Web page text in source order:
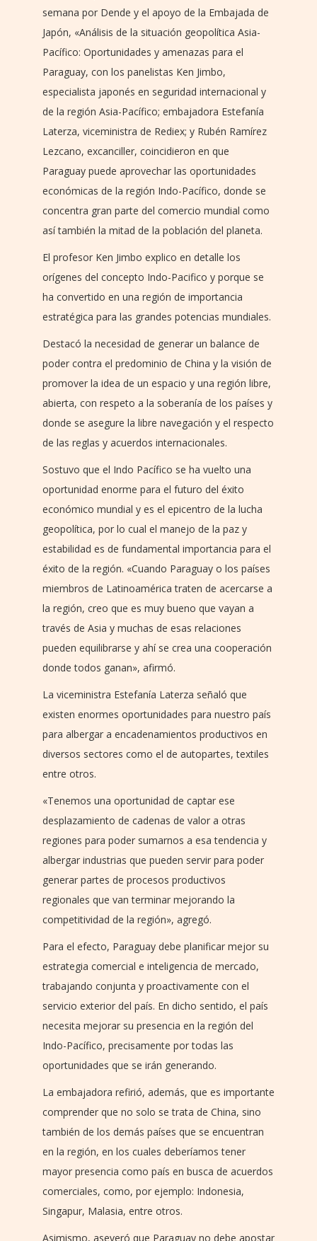
semana por Dende y el apoyo de la Embajada de
Japón, «Análisis de la situación geopolítica Asia-
Pacífico: Oportunidades y amenazas para el
Paraguay, con los panelistas Ken Jimbo,
especialista japonés en seguridad internacional y
de la región Asia-Pacífico; embajadora Estefanía
Laterza, viceministra de Rediex; y Rubén Ramírez
Lezcano, excanciller, coincidieron en que
Paraguay puede aprovechar las oportunidades
económicas de la región Indo-Pacífico, donde se
concentra gran parte del comercio mundial como
así también la mitad de la población del planeta.
El profesor Ken Jimbo explico en detalle los
orígenes del concepto Indo-Pacifico y porque se
ha convertido en una región de importancia
estratégica para las grandes potencias mundiales.
Destacó la necesidad de generar un balance de
poder contra el predominio de China y la visión de
promover la idea de un espacio y una región libre,
abierta, con respeto a la soberanía de los países y
donde se asegure la libre navegación y el respecto
de las reglas y acuerdos internacionales.
Sostuvo que el Indo Pacífico se ha vuelto una
oportunidad enorme para el futuro del éxito
económico mundial y es el epicentro de la lucha
geopolítica, por lo cual el manejo de la paz y
estabilidad es de fundamental importancia para el
éxito de la región. «Cuando Paraguay o los países
miembros de Latinoamérica traten de acercarse a
la región, creo que es muy bueno que vayan a
través de Asia y muchas de esas relaciones
pueden equilibrarse y ahí se crea una cooperación
donde todos ganan», afirmó.
La viceministra Estefanía Laterza señaló que
existen enormes oportunidades para nuestro país
para albergar a encadenamientos productivos en
diversos sectores como el de autopartes, textiles
entre otros.
«Tenemos una oportunidad de captar ese
desplazamiento de cadenas de valor a otras
regiones para poder sumarnos a esa tendencia y
albergar industrias que pueden servir para poder
generar partes de procesos productivos
regionales que van terminar mejorando la
competitividad de la región», agregó.
Para el efecto, Paraguay debe planificar mejor su
estrategia comercial e inteligencia de mercado,
trabajando conjunta y proactivamente con el
servicio exterior del país. En dicho sentido, el país
necesita mejorar su presencia en la región del
Indo-Pacífico, precisamente por todas las
oportunidades que se irán generando.
La embajadora refirió, además, que es importante
comprender que no solo se trata de China, sino
también de los demás países que se encuentran
en la región, en los cuales deberíamos tener
mayor presencia como país en busca de acuerdos
comerciales, como, por ejemplo: Indonesia,
Singapur, Malasia, entre otros.
Asimismo, aseveró que Paraguay no debe apostar